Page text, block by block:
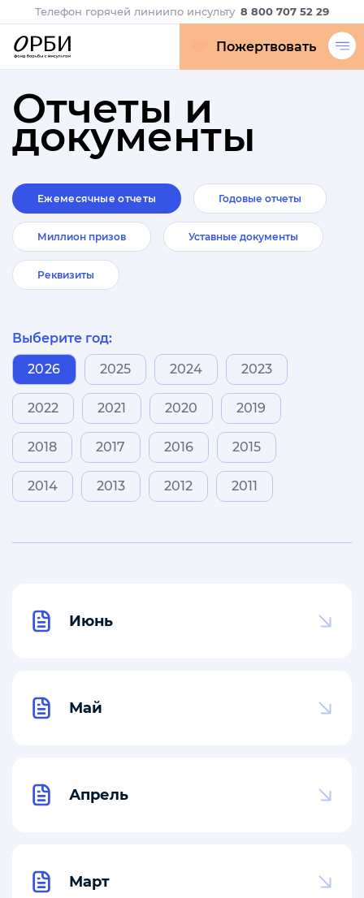
Телефон горячей линиипо инсульту 8 800 707 52 29
Пожертвовать
Отчеты и
документы
Ежемесячные отчеты Годовые отчеты
Миллион призов Уставные документы
Реквизиты
Выберите год:
2026
2025 2024 2023
2022 2021 2020 2019
2018 2017 2016 2015
2014 2013 2012 2011
Июнь
Май
Апрель
Март